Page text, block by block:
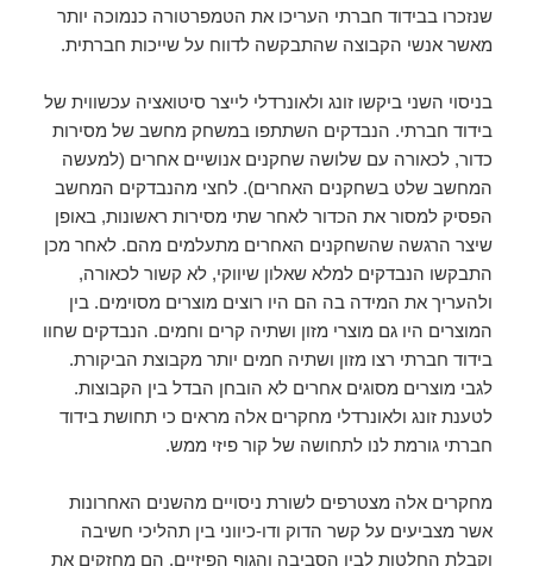
שנזכרו בבידוד חברתי העריכו את הטמפרטורה כנמוכה יותר
מאשר אנשי הקבוצה שהתבקשה לדווח על שייכות חברתית.
בניסוי השני ביקשו זונג ולאונרדלי לייצר סיטואציה עכשווית של
בידוד חברתי. הנבדקים השתתפו במשחק מחשב של מסירות
כדור, לכאורה עם שלושה שחקנים אנושיים אחרים (למעשה
המחשב שלט בשחקנים האחרים). לחצי מהנבדקים המחשב
הפסיק למסור את הכדור לאחר שתי מסירות ראשונות, באופן
שיצר הרגשה שהשחקנים האחרים מתעלמים מהם. לאחר מכן
התבקשו הנבדקים למלא שאלון שיווקי, לא קשור לכאורה,
ולהעריך את המידה בה הם היו רוצים מוצרים מסוימים. בין
המוצרים היו גם מוצרי מזון ושתיה קרים וחמים. הנבדקים שחוו
בידוד חברתי רצו מזון ושתיה חמים יותר מקבוצת הביקורת.
לגבי מוצרים מסוגים אחרים לא הובחן הבדל בין הקבוצות.
לטענת זונג ולאונרדלי מחקרים אלה מראים כי תחושת בידוד
חברתי גורמת לנו לתחושה של קור פיזי ממש.
מחקרים אלה מצטרפים לשורת ניסויים מהשנים האחרונות
אשר מצביעים על קשר הדוק ודו-כיווני בין תהליכי חשיבה
וקבלת החלטות לבין הסביבה והגוף הפיזיים. הם מחזקים את